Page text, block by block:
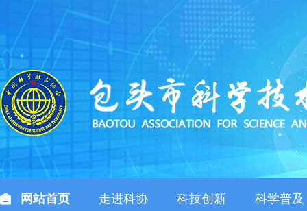
网站首页 走进科协 科技创新 科学普及